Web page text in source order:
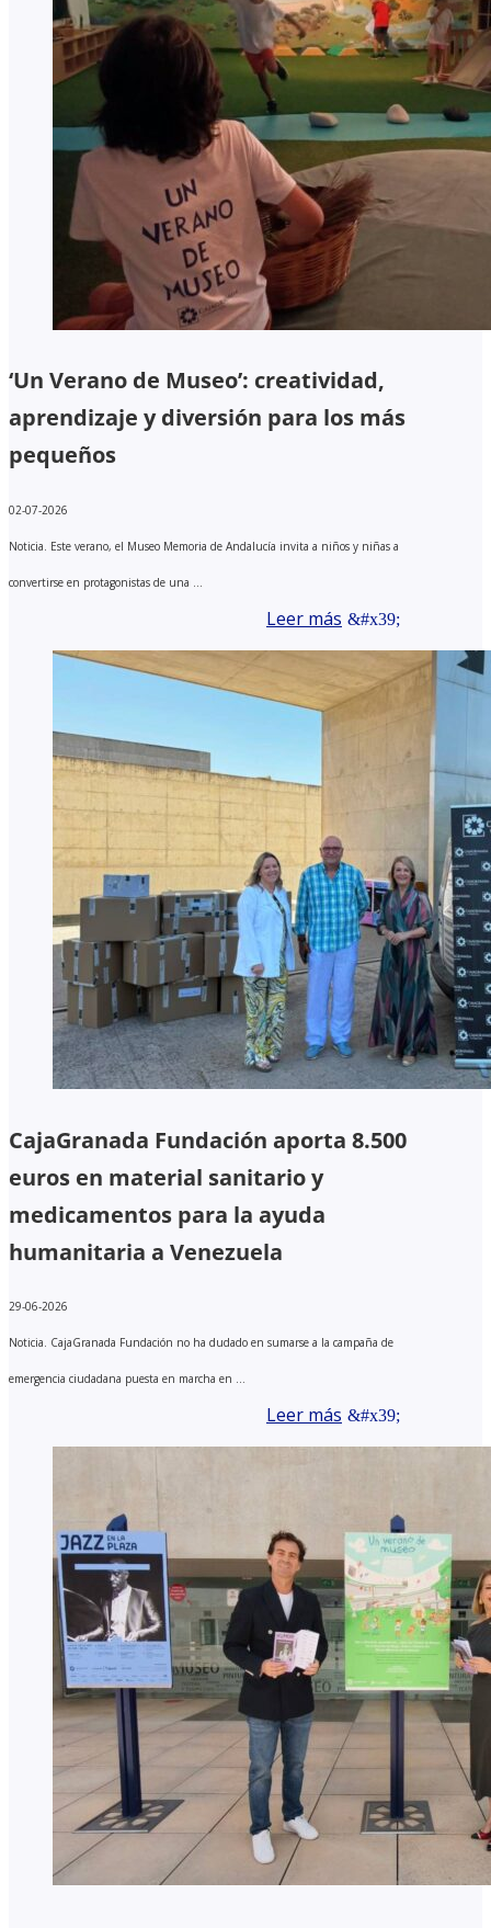
‘Un Verano de Museo’: creatividad,
aprendizaje y diversión para los más
pequeños
02-07-2026
Noticia. Este verano, el Museo Memoria de Andalucía invita a niños y niñas a
convertirse en protagonistas de una ...
Leer más
CajaGranada Fundación aporta 8.500
euros en material sanitario y
medicamentos para la ayuda
humanitaria a Venezuela
29-06-2026
Noticia. CajaGranada Fundación no ha dudado en sumarse a la campaña de
emergencia ciudadana puesta en marcha en ...
Leer más